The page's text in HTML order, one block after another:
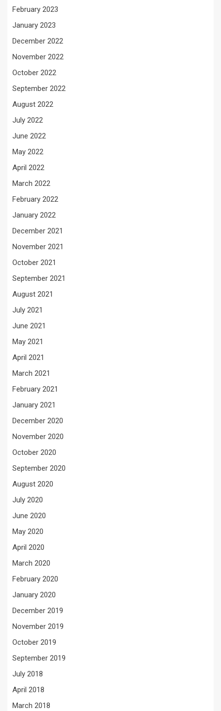
February 2023
January 2023
December 2022
November 2022
October 2022
September 2022
August 2022
July 2022
June 2022
May 2022
April 2022
March 2022
February 2022
January 2022
December 2021
November 2021
October 2021
September 2021
August 2021
July 2021
June 2021
May 2021
April 2021
March 2021
February 2021
January 2021
December 2020
November 2020
October 2020
September 2020
August 2020
July 2020
June 2020
May 2020
April 2020
March 2020
February 2020
January 2020
December 2019
November 2019
October 2019
September 2019
July 2018
April 2018
March 2018